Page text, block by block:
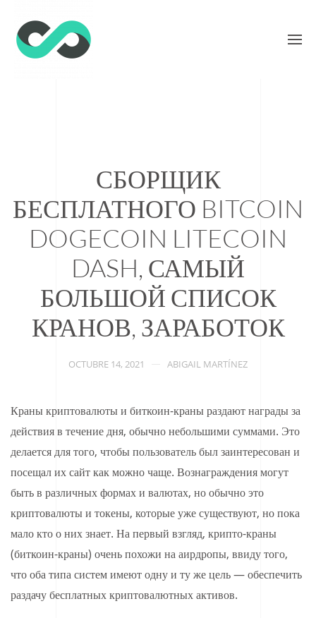
СБОРЩИК
БЕСПЛАТНОГО BITCOIN
DOGECOIN LITECOIN
DASH, САМЫЙ
БОЛЬШОЙ СПИСОК
КРАНОВ, ЗАРАБОТОК
OCTUBRE 14, 2021 ABIGAIL MARTÍNEZ
Краны криптовалюты и биткоин-краны раздают награды за
действия в течение дня, обычно небольшими суммами. Это
делается для того, чтобы пользователь был заинтересован и
посещал их сайт как можно чаще. Вознаграждения могут
быть в различных формах и валютах, но обычно это
криптовалюты и токены, которые уже существуют, но пока
мало кто о них знает. На первый взгляд, крипто-краны
(биткоин-краны) очень похожи на аирдропы, ввиду того,
что оба типа систем имеют одну и ту же цель — обеспечить
раздачу бесплатных криптовалютных активов.